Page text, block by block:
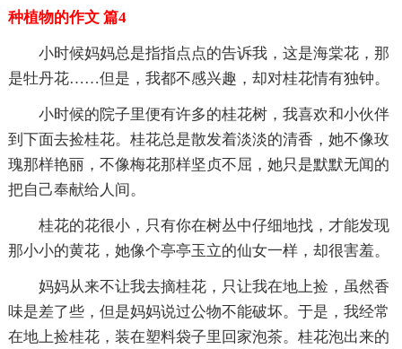
种植物的作文 篇4
小时候妈妈总是指指点点的告诉我，这是海棠花，那
是牡丹花……但是，我都不感兴趣，却对桂花情有独钟。
小时候的院子里便有许多的桂花树，我喜欢和小伙伴
到下面去捡桂花。桂花总是散发着淡淡的清香，她不像玫
瑰那样艳丽，不像梅花那样坚贞不屈，她只是默默无闻的
把自己奉献给人间。
桂花的花很小，只有你在树丛中仔细地找，才能发现
那小小的黄花，她像个亭亭玉立的仙女一样，却很害羞。
妈妈从来不让我去摘桂花，只让我在地上捡，虽然香
味是差了些，但是妈妈说过公物不能破坏。于是，我经常
在地上捡桂花，装在塑料袋子里回家泡茶。桂花泡出来的